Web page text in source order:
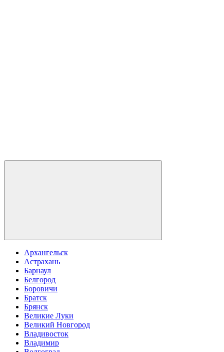
Архангельск
Астрахань
Барнаул
Белгород
Боровичи
Братск
Брянск
Великие Луки
Великий Новгород
Владивосток
Владимир